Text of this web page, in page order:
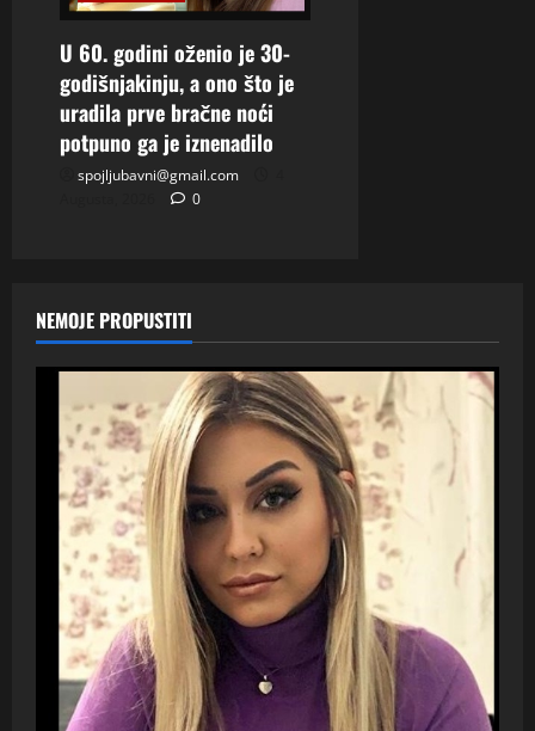
U 60. godini oženio je 30-
godišnjakinju, a ono što je
uradila prve bračne noći
potpuno ga je iznenadilo
spojljubavni@gmail.com
0
NEMOJE PROPUSTITI